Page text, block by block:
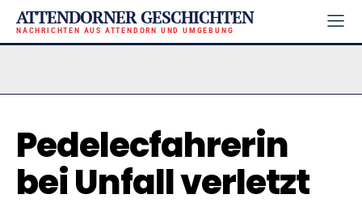
ATTENDORNER GESCHICHTEN
NACHRICHTEN AUS ATTENDORN UND UMGEBUNG
Pedelecfahrerin
bei Unfall verletzt